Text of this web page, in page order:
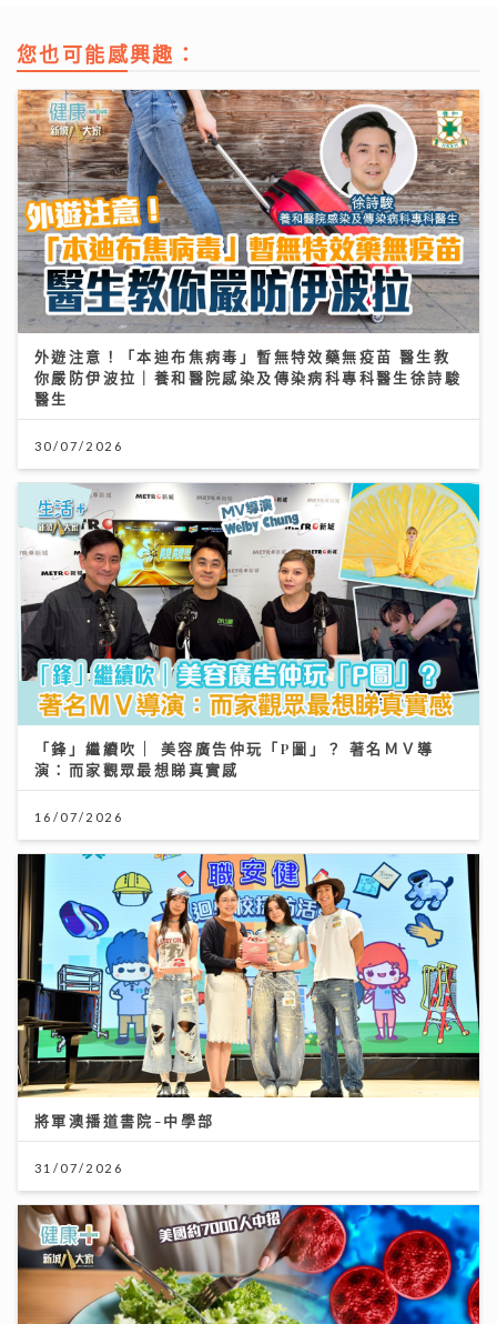
您也可能感興趣：
外遊注意！「本迪布焦病毒」暫無特效藥無疫苗 醫生教
你嚴防伊波拉｜養和醫院感染及傳染病科專科醫生徐詩駿
醫生
30/07/2026
「鋒」繼續吹 | 美容廣告仲玩「P圖」？ 著名ＭＶ導
演：而家觀眾最想睇真實感
16/07/2026
將軍澳播道書院-中學部
31/07/2026